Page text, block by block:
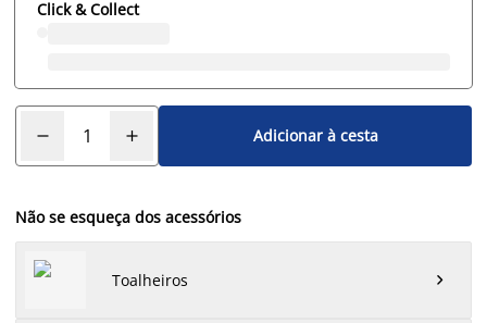
Click & Collect
Adicionar à cesta
Não se esqueça dos acessórios
Toalheiros 